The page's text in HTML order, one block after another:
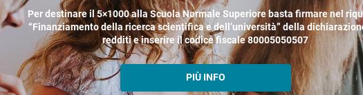
Per destinare il 5×1000 alla Scuola Normale Superiore basta firmare nel
“Finanziamento della ricerca scientifica e dell’università” della
redditi e inserire il codice fiscale 80005050507
PIÙ INFO